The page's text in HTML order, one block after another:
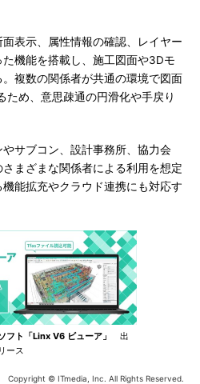
表示、属性情報の確認、レイヤー
機能を搭載し、施工図面や3Dモ
複数の関係者が共通の環境で図面
ため、意思疎通の円滑化や手戻り
サブコン、設計事務所、協力会
まざまな関係者による利用を想定
能拡充やクラウド連携にも対応す
フト「Linx V6 ビューア」
出
ース
Copyright © ITmedia, Inc. All Rights Reserved.